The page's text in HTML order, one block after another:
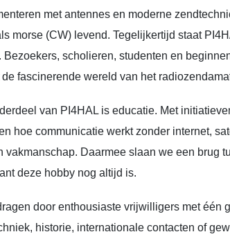
met antennes en moderne
morse (CW) levend. Tegelijkertijd staat
Bezoekers, scholieren, studenten en
fascinerende wereld van het
van PI4HAL is educatie. Met
hoe communicatie werkt zonder internet,
vakmanschap. Daarmee slaan we een brug
deze hobby nog altijd is.
door enthousiaste vrijwilligers met één
historie, internationale contacten of